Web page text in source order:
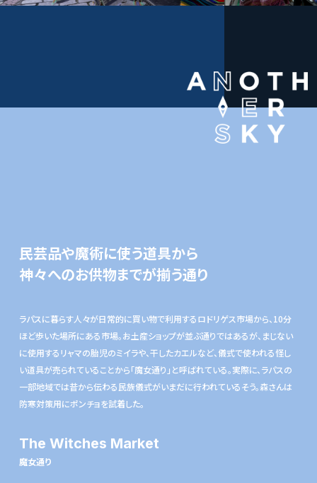
民芸品や魔術に使う道具から
神々へのお供物までが揃う通り
ラパスに暮らす人々が日常的に買い物で利用するロドリゲス市場から、10分
ほど歩いた場所にある市場。お土産ショップが並ぶ通りではあるが、まじない
に使用するリャマの胎児のミイラや、干したカエルなど、儀式で使われる怪し
い道具が売られていることから「魔女通り」と呼ばれている。実際に、ラパスの
一部地域では昔から伝わる民族儀式がいまだに行われているそう。森さんは
防寒対策用にポンチョを試着した。
The Witches Market
魔女通り